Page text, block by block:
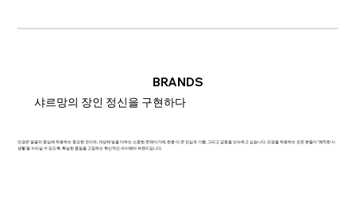
BRANDS
샤르망의 장인 정신을 구현하다
안경은 얼굴의 중심에 착용하는 중요한 것이자, 개성에 빛을 더하는 소중한 존재이기에, 한층 더 큰 안심과 기쁨, 그리고 감동을 선사하고 싶습니다. 안경을 착용하는 모든 분들이 '쾌적한 시
생활'을 누리실 수 있도록, 확실한 품질을 고집하는 혁신적인 아이웨어 브랜드입니다.